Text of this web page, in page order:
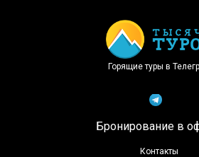
Горящие туры в
Бронирование в
Контакты